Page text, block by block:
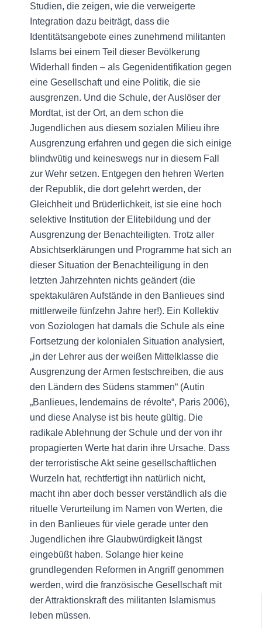
Studien, die zeigen, wie die verweigerte
Integration dazu beiträgt, dass die
Identitätsangebote eines zunehmend militanten
Islams bei einem Teil dieser Bevölkerung
Widerhall finden – als Gegenidentifikation gegen
eine Gesellschaft und eine Politik, die sie
ausgrenzen. Und die Schule, der Auslöser der
Mordtat, ist der Ort, an dem schon die
Jugendlichen aus diesem sozialen Milieu ihre
Ausgrenzung erfahren und gegen die sich einige
blindwütig und keineswegs nur in diesem Fall
zur Wehr setzen. Entgegen den hehren Werten
der Republik, die dort gelehrt werden, der
Gleichheit und Brüderlichkeit, ist sie eine hoch
selektive Institution der Elitebildung und der
Ausgrenzung der Benachteiligten. Trotz aller
Absichtserklärungen und Programme hat sich an
dieser Situation der Benachteiligung in den
letzten Jahrzehnten nichts geändert (die
spektakulären Aufstände in den Banlieues sind
mittlerweile fünfzehn Jahre her!). Ein Kollektiv
von Soziologen hat damals die Schule als eine
Fortsetzung der kolonialen Situation analysiert,
„in der Lehrer aus der weißen Mittelklasse die
Ausgrenzung der Armen festschreiben, die aus
den Ländern des Südens stammen“ (Autin
„Banlieues, lendemains de révolte“, Paris 2006),
und diese Analyse ist bis heute gültig. Die
radikale Ablehnung der Schule und der von ihr
propagierten Werte hat darin ihre Ursache. Dass
der terroristische Akt seine gesellschaftlichen
Wurzeln hat, rechtfertigt ihn natürlich nicht,
macht ihn aber doch besser verständlich als die
rituelle Verurteilung im Namen von Werten, die
in den Banlieues für viele gerade unter den
Jugendlichen ihre Glaubwürdigkeit längst
eingebüßt haben. Solange hier keine
grundlegenden Reformen in Angriff genommen
werden, wird die französische Gesellschaft mit
der Attraktionskraft des militanten Islamismus
leben müssen.